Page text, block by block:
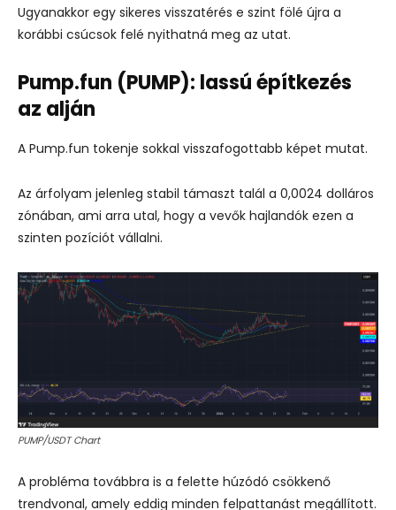
Ugyanakkor egy sikeres visszatérés e szint fölé újra a
korábbi csúcsok felé nyithatná meg az utat.
Pump.fun (PUMP): lassú építkezés
az alján
A Pump.fun tokenje sokkal visszafogottabb képet mutat.
Az árfolyam jelenleg stabil támaszt talál a 0,0024 dolláros
zónában, ami arra utal, hogy a vevők hajlandók ezen a
szinten pozíciót vállalni.
PUMP/USDT Chart
A probléma továbbra is a felette húzódó csökkenő
trendvonal, amely eddig minden felpattanást megállított.